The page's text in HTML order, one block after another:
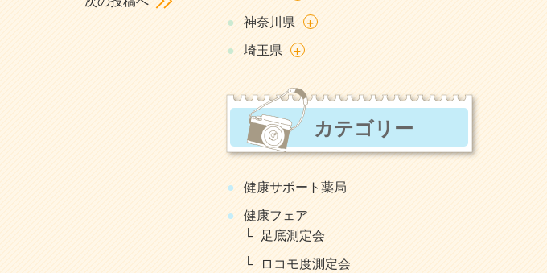
神奈川県
+
埼玉県
+
カテゴリー
健康サポート薬局
健康フェア
足底測定会
ロコモ度測定会